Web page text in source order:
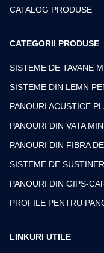
CATALOG PRODUSE
CATEGORII PRODUSE
SISTEME DE TAVANE
SISTEME DIN LEMN
PANOURI ACUSTICE
PANOURI DIN VATA
PANOURI DIN FIBRA
SISTEME DE
PANOURI DIN GIPS-
PROFILE PENTRU
LINKURI UTILE